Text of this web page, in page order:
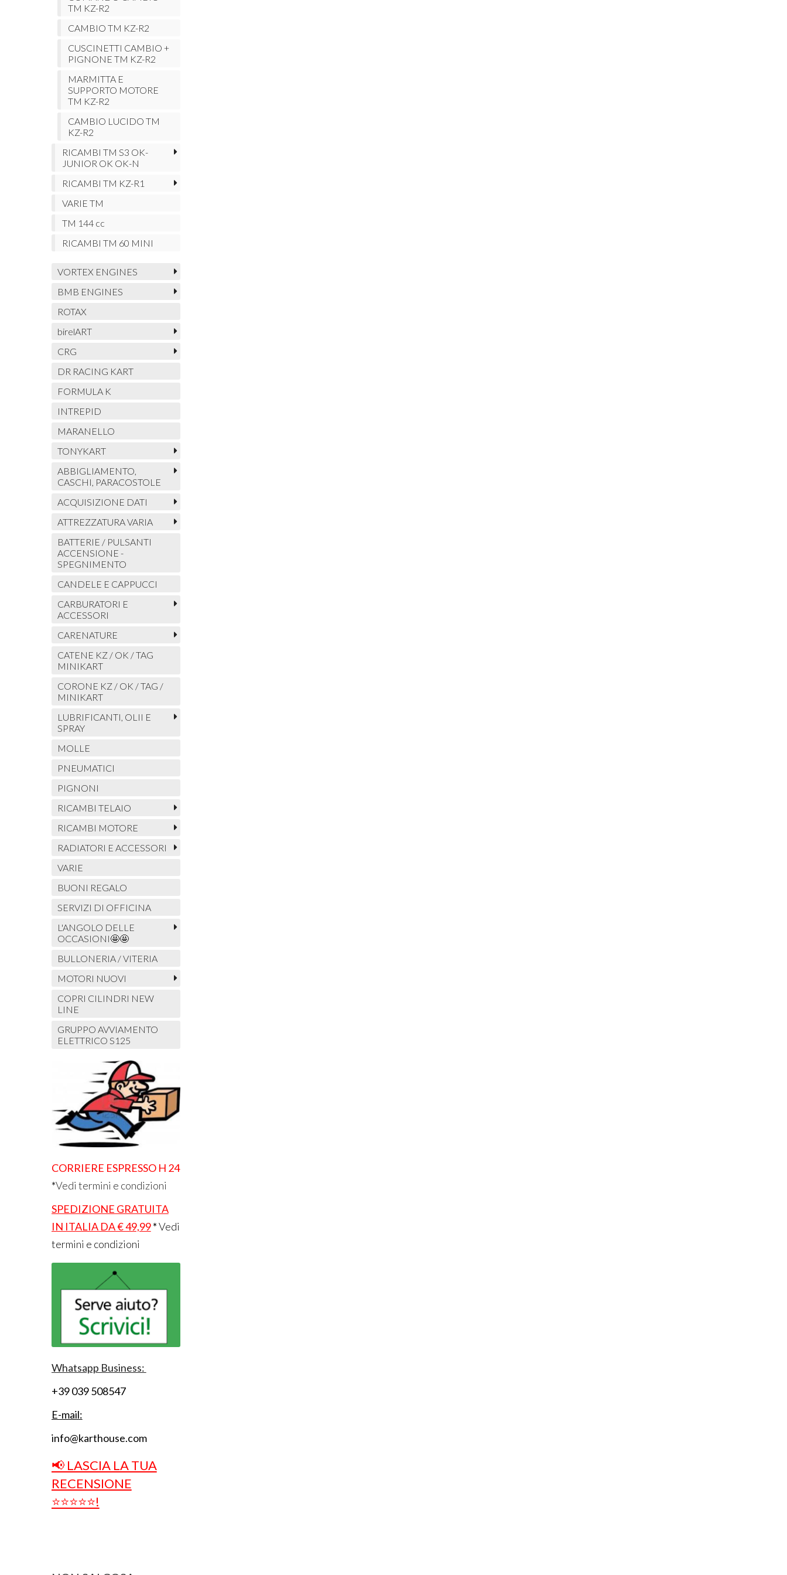
TM KZ-R2
CAMBIO TM KZ-R2
CUSCINETTI CAMBIO +
PIGNONE TM KZ-R2
MARMITTA E
SUPPORTO MOTORE
TM KZ-R2
CAMBIO LUCIDO TM
KZ-R2
RICAMBI TM S3 OK-
JUNIOR OK OK-N
RICAMBI TM KZ-R1
VARIE TM
TM 144 cc
RICAMBI TM 60 MINI
VORTEX ENGINES
BMB ENGINES
ROTAX
birelART
CRG
DR RACING KART
FORMULA K
INTREPID
MARANELLO
TONYKART
ABBIGLIAMENTO,
CASCHI, PARACOSTOLE
ACQUISIZIONE DATI
ATTREZZATURA VARIA
BATTERIE / PULSANTI
ACCENSIONE -
SPEGNIMENTO
CANDELE E CAPPUCCI
CARBURATORI E
ACCESSORI
CARENATURE
CATENE KZ / OK / TAG
MINIKART
CORONE KZ / OK / TAG /
MINIKART
LUBRIFICANTI, OLII E
SPRAY
MOLLE
PNEUMATICI
PIGNONI
RICAMBI TELAIO
RICAMBI MOTORE
RADIATORI E ACCESSORI
VARIE
BUONI REGALO
SERVIZI DI OFFICINA
L'ANGOLO DELLE
OCCASIONI🤩🤩
BULLONERIA / VITERIA
MOTORI NUOVI
COPRI CILINDRI NEW
LINE
GRUPPO AVVIAMENTO
ELETTRICO S125
CORRIERE ESPRESSO H 24
*Vedi termini e condizioni
SPEDIZIONE GRATUITA
IN ITALIA DA € 49,99*Vedi
termini e condizioni
Whatsapp Business:
+39 039 508547
E-mail:
info@karthouse.com
📢 LASCIA LA TUA
RECENSIONE
⭐⭐⭐⭐⭐!